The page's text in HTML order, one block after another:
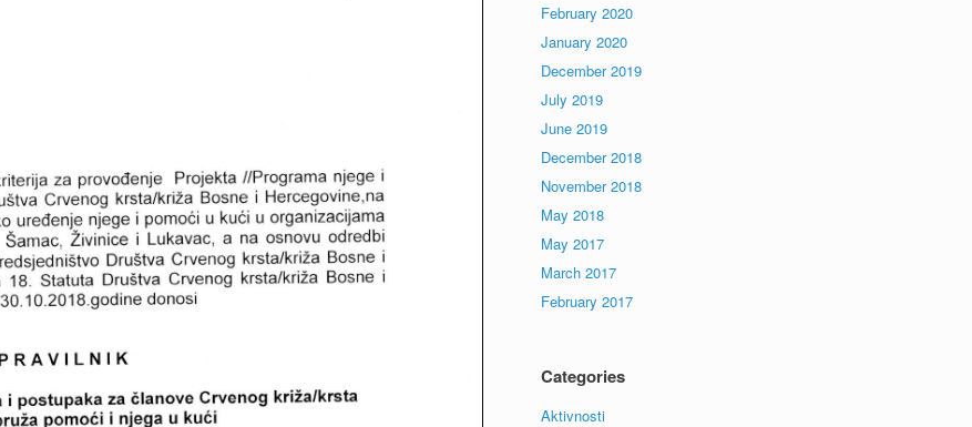
February 2020
January 2020
December 2019
July 2019
June 2019
December 2018
November 2018
May 2018
May 2017
March 2017
February 2017
Categories
Aktivnosti